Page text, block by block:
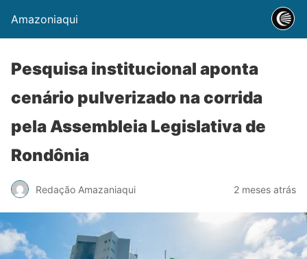
Amazoniaqui
Pesquisa institucional aponta
cenário pulverizado na corrida
pela Assembleia Legislativa de
Rondônia
Redação Amazaniaqui 2 meses atrás